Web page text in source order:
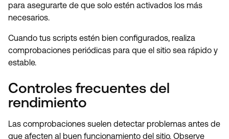
para asegurarte de que solo estén activados los más
necesarios.
Cuando tus scripts estén bien configurados, realiza
comprobaciones periódicas para que el sitio sea rápido y
estable.
Controles frecuentes del
rendimiento
Las comprobaciones suelen detectar problemas antes de
que afecten al buen funcionamiento del sitio. Observe